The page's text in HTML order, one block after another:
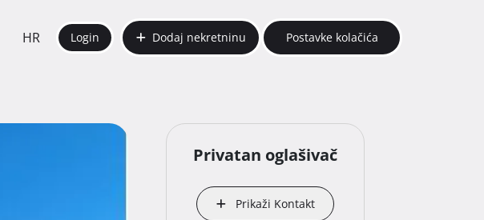
HR Login Dodaj nekretninu Postavke kolačića
Privatan oglašivač
Prikaži Kontakt